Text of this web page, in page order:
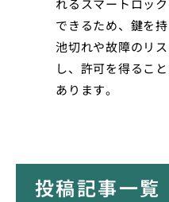
れるスマートロッ
できるため、鍵を
池切れや故障のリ
し、許可を得るこ
あります。
投稿記事一覧